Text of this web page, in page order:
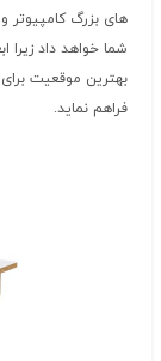
های بزرگ کامپیوتر
شما خواهد داد زیرا
بهترین موقعیت
فراهم نماید.